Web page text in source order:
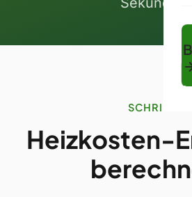
SCHRITT 1
Heizkosten-